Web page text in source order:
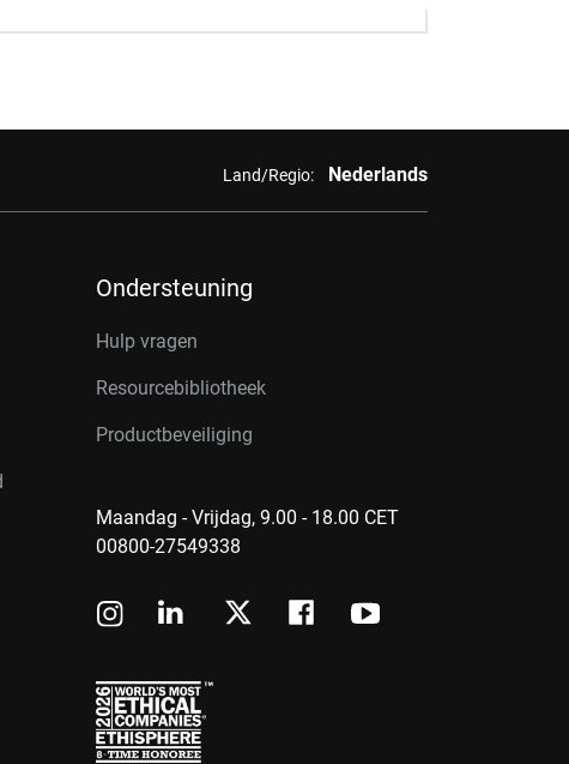
Land/Regio: Nederlands
Ondersteuning
Hulp vragen
Resourcebibliotheek
Productbeveiliging
Maandag - Vrijdag, 9.00 - 18.00 CET
00800-27549338